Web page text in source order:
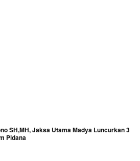
SH,MH, Jaksa Utama Madya Luncurkan 3
Pidana